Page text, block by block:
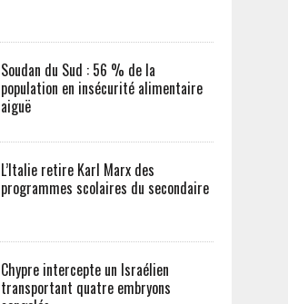
Soudan du Sud : 56 % de la
population en insécurité alimentaire
aiguë
L’Italie retire Karl Marx des
programmes scolaires du secondaire
Chypre intercepte un Israélien
transportant quatre embryons